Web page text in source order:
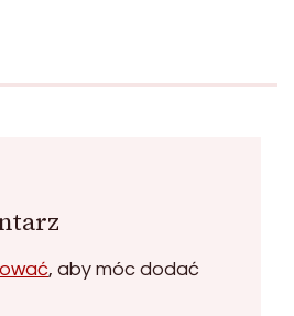
, aby móc dodać